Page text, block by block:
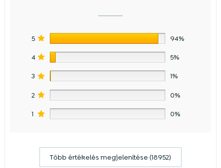
5 94%
4 5%
3 1%
2 0%
1 0%
Több értékelés megjelenítése (18952)